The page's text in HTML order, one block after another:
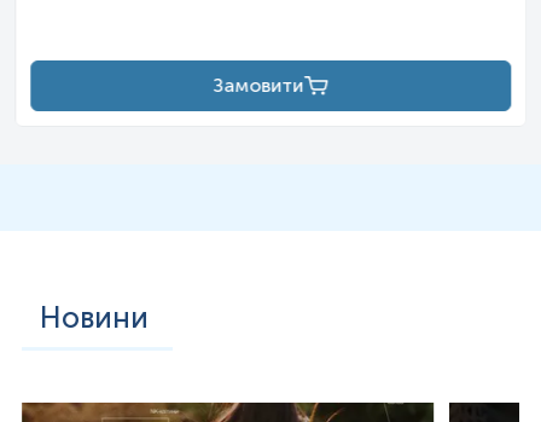
Замовити
Новини